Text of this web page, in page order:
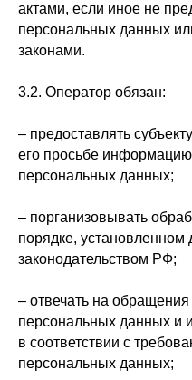
актами, если иное не
персональных данных
законами.
3.2. Оператор обязан:
– предоставлять
его просьбе
персональных данных;
– порганизовывать
порядке,
законодательством РФ;
– отвечать на
персональных данных и
в соответствии с
персональных данных;